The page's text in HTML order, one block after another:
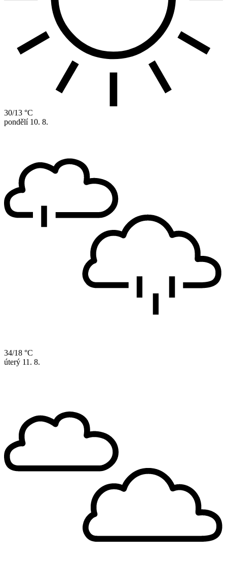
30/13 °C
pondělí 10. 8.
34/18 °C
úterý 11. 8.